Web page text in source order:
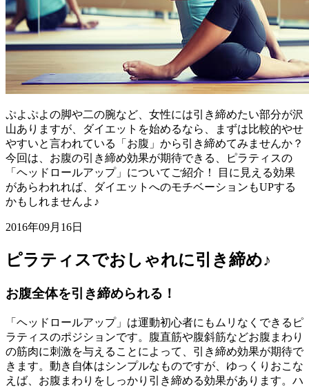
ぷよぷよの脚や二の腕など、女性には引き締めたい部分が沢
山ありますが、ダイエットを始めるなら、まずは比較的やせ
やすいと言われている「お腹」から引き締めてみませんか？
今回は、お腹の引き締め効果が期待できる、ピラティスの
「ヘッドロールアップ」についてご紹介！ 目に見える効果
があらわれれば、ダイエットへのモチベーションもUPする
かもしれませんよ♪
2016年09月16日
ピラティスでおしゃれに引き締め♪
お腹全体を引き締められる！
「ヘッドロールアップ」は運動初心者にもムリなくできるピ
ラティスのポジションです。腹直筋や腹斜筋などお腹まわり
の筋肉に刺激を与えることによって、引き締め効果が期待で
きます。動き自体はシンプルなものですが、ゆっくりおこな
えば、お腹まわりをしっかり引き締める効果があります。ハ